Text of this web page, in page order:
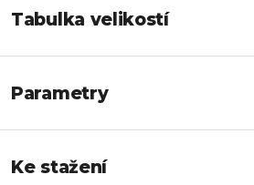
Tabulka velikostí
Parametry
Ke stažení